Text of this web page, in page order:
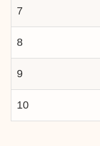
7
8
9
10